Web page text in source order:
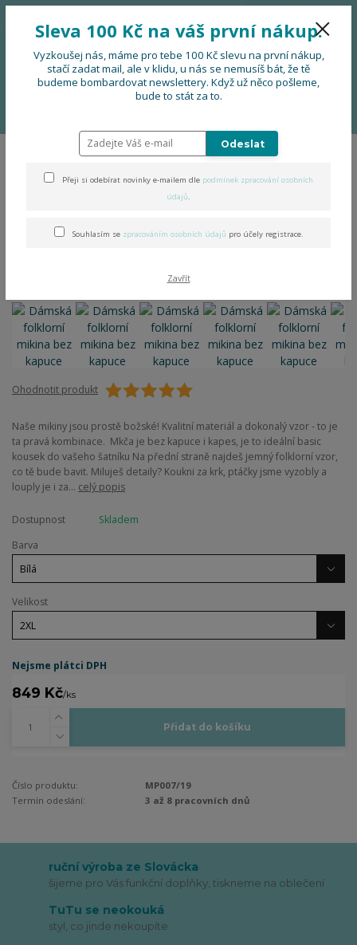
Menu
0 Kč
Dámská folklorní mikina bez
Ohodnotit produkt
Naše mikiny jsou prostě božské! Kvalitní materiál a dokonalý vzor - to je
ta pravá kombinace. Mkča je bez kapuce i kapes, je to ideální basic
kousek do vašeho šatníku Na přední straně najdeš jemný folklorní vzor,
co tě bude bavit. Miluješ detaily? Koukni za krk, ptáčky jsme vyzobly a
louply je i za... celý popis
Dostupnost
Skladem
Barva
Velikost
Nejsme plátci DPH
849 Kč/ks
Přidat do košíku
Číslo produktu:
MP007/19
Termín odeslání:
3 až 8 pracovních dnů
ruční výroba ze Slovácka
šijeme pro Vás funkční doplňky, tiskneme na oblečení
TuTu se neokouká
styl, co jinde nekoupíte
Sleva 100 Kč na váš první nákup.
Vyzkoušej nás, máme pro tebe 100 Kč slevu na první nákup,
stačí zadat mail, ale v klidu, u nás se nemusíš bát, že tě
budeme bombardovat newslettery. Když už něco pošleme,
bude to stát za to.
Odeslat
Přeji si odebírat novinky e-mailem dle podmínek zpracování osobních
údajů.
Souhlasím se zpracováním osobních údajů pro účely registrace.
Zavřít